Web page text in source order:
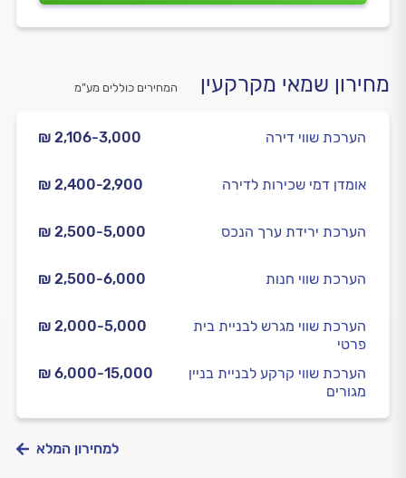
מחירון שמאי מקרקעין המחירים כוללים מע”מ
₪ 2,106-3,000 הערכת שווי דירה
₪ 2,400-2,900 אומדן דמי שכירות לדירה
₪ 2,500-5,000 הערכת ירידת ערך הנכס
₪ 2,500-6,000 הערכת שווי חנות
₪ 2,000-5,000
הערכת שווי מגרש לבניית בית
פרטי
₪ 6,000-15,000
הערכת שווי קרקע לבניית בניין
מגורים
למחירון המלא